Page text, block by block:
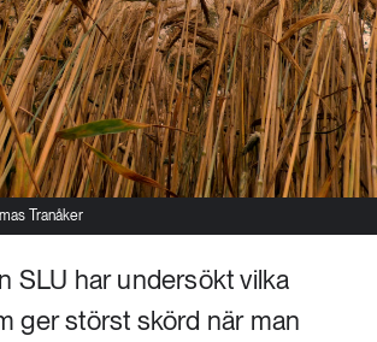
Tranåker
SLU har undersökt vilka
ger störst skörd när man